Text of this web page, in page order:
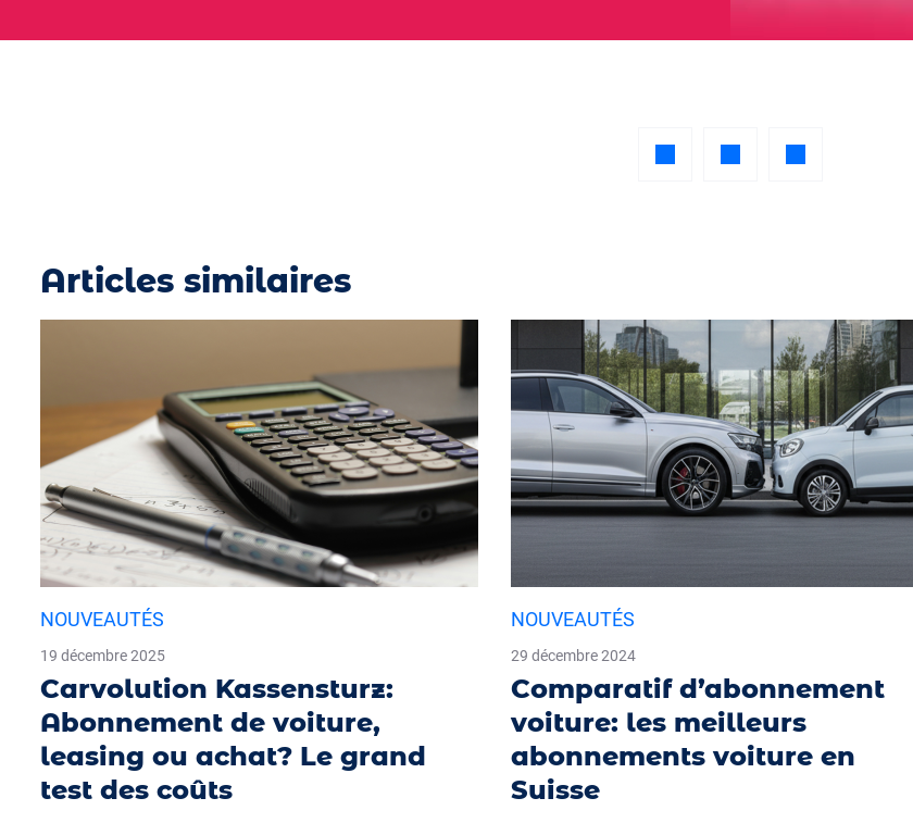
Articles similaires
NOUVEAUTÉS
19 décembre 2025
Carvolution Kassensturz:
Abonnement de voiture,
leasing ou achat? Le grand
test des coûts
NOUVEAUTÉS
29 décembre 2024
Comparatif d’abonnement
voiture: les meilleurs
abonnements voiture en
Suisse